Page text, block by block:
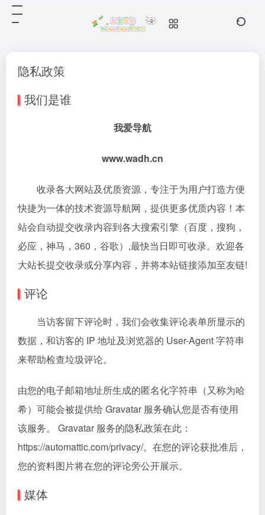
隐私政策
我们是谁
我爱导航
www.wadh.cn
收录各大网站及优质资源，专注于为用户打造方便
快捷为一体的技术资源导航网，提供更多优质内容！本
站会自动提交收录内容到各大搜索引擎（百度，搜狗，
必应，神马，360，谷歌）,最快当日即可收录。欢迎各
大站长提交收录或分享内容，并将本站链接添加至友链!
评论
当访客留下评论时，我们会收集评论表单所显示的
数据，和访客的 IP 地址及浏览器的 User-Agent 字符串
来帮助检查垃圾评论。
由您的电子邮箱地址所生成的匿名化字符串（又称为哈
希）可能会被提供给 Gravatar 服务确认您是否有使用
该服务。 Gravatar 服务的隐私政策在此：
https://automattic.com/privacy/。在您的评论获批准后，
您的资料图片将在您的评论旁公开展示。
媒体